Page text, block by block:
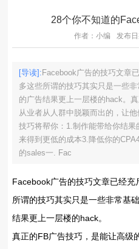
28个你不知道的
作者：小编 发布
[导读]: Facebook广告的技巧文章
多这些所谓的技巧其实只是一些
的广告结果更上一层楼的hack。
从业者从人群中脱颖而出的，让
技巧将帮你：1.制作能带给你结
来得到更低的成本3.降低你的
的sales一. Fac
Facebook广告的技巧文章已经
所谓的技巧其实只是一些非常基
结果更上一层楼的hack。
真正的FB广告技巧，是能让高级